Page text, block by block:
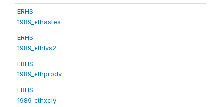
ERHS
1989_ethastes
ERHS
1989_ethlvs2
ERHS
1989_ethprodv
ERHS
1989_ethxcly